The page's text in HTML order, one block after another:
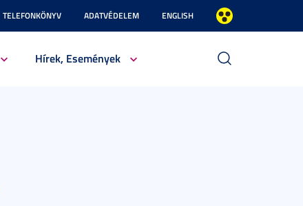
TELEFONKÖNYV ADATVÉDELEM ENGLISH
Hírek, Események